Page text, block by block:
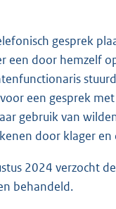
gesprek
een door hemzelf
een gesprek
gebruik van
door klager en
2024 verzocht
behandeld.